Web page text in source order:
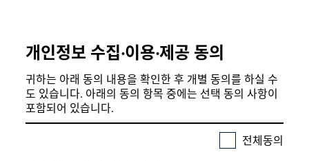
개인정보 수집∙이용∙제공 동의
귀하는 아래 동의 내용을 확인한 후 개별 동의를 하실 수
도 있습니다. 아래의 동의 항목 중에는 선택 동의 사항이
포함되어 있습니다.
전체동의